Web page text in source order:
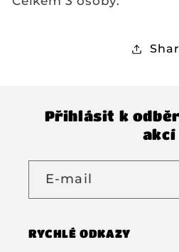
Přihlásit k
akcí
E-mail
RYCHLÉ ODKAZY